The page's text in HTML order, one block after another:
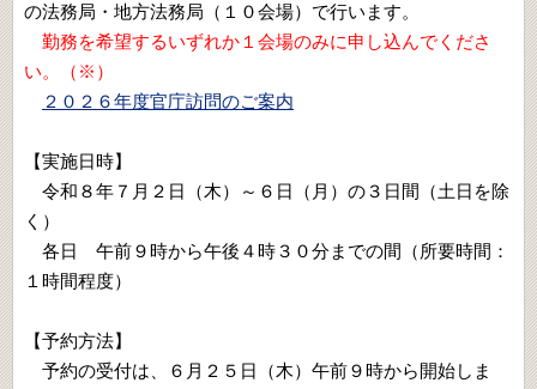
の法務局・地方法務局（１０会場）で行います。
勤務を希望するいずれか１会場のみに申し込んでくださ
い。（※）
２０２６年度官庁訪問のご案内
【実施日時】
令和８年７月２日（木）～６日（月）の３日間（土日を除
く）
各日 午前９時から午後４時３０分までの間（所要時間：
１時間程度）
【予約方法】
予約の受付は、６月２５日（木）午前９時から開始しま